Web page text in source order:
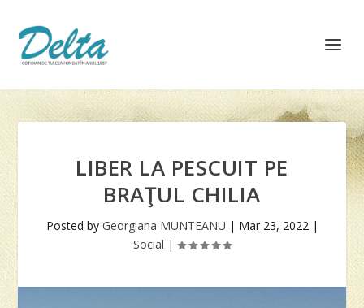
LIBER LA PESCUIT PE
BRAŢUL CHILIA
Posted by Georgiana MUNTEANU | Mar 23, 2022|
Social |